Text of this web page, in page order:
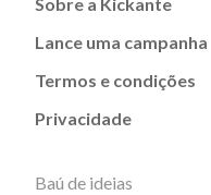
Lance uma campanha
Termos e condições
Privacidade
Baú de ideias